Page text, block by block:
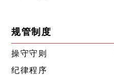
规管制度
操守守则
纪律程序